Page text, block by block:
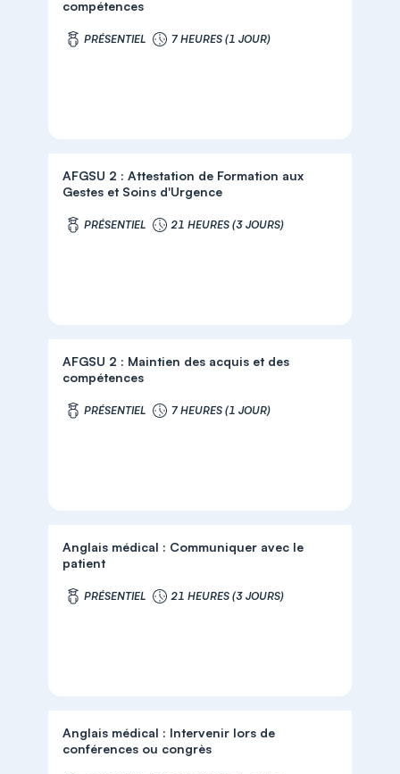
compétences
PRÉSENTIEL 7 HEURES (1 JOUR)
AFGSU 2 : Attestation de Formation aux
Gestes et Soins d'Urgence
PRÉSENTIEL 21 HEURES (3 JOURS)
AFGSU 2 : Maintien des acquis et des
compétences
PRÉSENTIEL 7 HEURES (1 JOUR)
Anglais médical : Communiquer avec le
patient
PRÉSENTIEL 21 HEURES (3 JOURS)
Anglais médical : Intervenir lors de
conférences ou congrès